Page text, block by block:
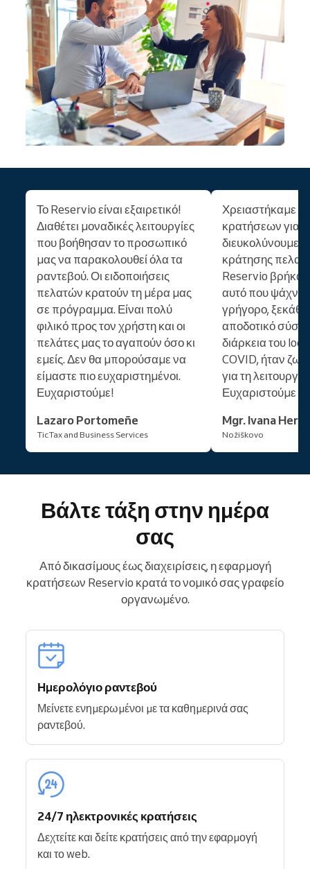
Το Reservio είναι εξαιρετικό!
Διαθέτει μοναδικές λειτουργίες
που βοήθησαν το προσωπικό
μας να παρακολουθεί όλα τα
ραντεβού. Οι ειδοποιήσεις
πελατών κρατούν τη μέρα μας
σε πρόγραμμα. Είναι πολύ
φιλικό προς τον χρήστη και οι
πελάτες μας το αγαπούν όσο κι
εμείς. Δεν θα μπορούσαμε να
είμαστε πιο ευχαριστημένοι.
Ευχαριστούμε!
Lazaro Portomeñe
TicTax and Business Services
Χρειαστήκαμε
κρατήσεων για
διευκολύνουμε
κράτησης
Reservio
αυτό που
γρήγορο,
αποδοτικό
διάρκεια του
COVID, ήταν
για τη
Ευχαριστούμε
Mgr. Ivana
Nožiškovo
Βάλτε τάξη στην ημέρα
σας
Από δικασίμους έως διαχειρίσεις, η εφαρμογή
κρατήσεων Reservio κρατά το νομικό σας γραφείο
οργανωμένο.
Ημερολόγιο ραντεβού
Μείνετε ενημερωμένοι με τα καθημερινά σας
ραντεβού.
24/7 ηλεκτρονικές κρατήσεις
Δεχτείτε και δείτε κρατήσεις από την εφαρμογή
και το web.